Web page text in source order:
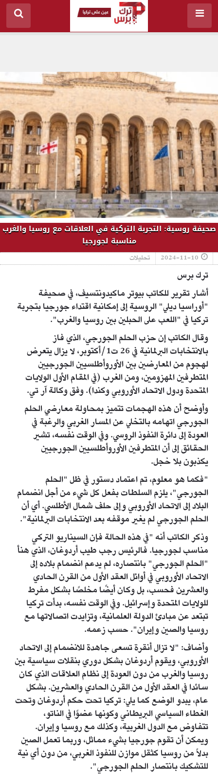
صحيفة روسية: التجربة التركية في العلاقات مع روسيا والغرب
مناسبة لجورجيا
2024-11-10 تحليلات
ترك برس
أشار تقرير للكاتب بيوتر ماكيدونتسيف، في صحيفة
"أوراسيا ديلي" الروسية إلى إمكانية اقتداء جورجيا بتجربة
تركيا في "اللعب على الحبلين بين روسيا والغرب".
وقال الكاتب إن حزب الحلم الجورجي، الذي فاز
بالانتخابات البرلمانية في 26 ت1/أكتوبر، لا يزال يتعرض
لهجوم من المعارضين بين الأوروأطلسيين الجورجيين
المتطرفين المهزومين، ومن الغرب (في المقام الأول الولايات
المتحدة ودول الاتحاد الأوروبي وكندا). وفق وكالة آر تي.
وأوضح أن هذه الهجمات تتميز بمحاولة معارضي الحلم
الجورجي اتهامه بالتخلي عن المسار الغربي والرغبة في
العودة إلى دائرة النفوذ الروسي. وفي الوقت نفسه، تشير
الحقائق إلى أن المتطرفين الأوروأطلسيين الجورجيين
يكذبون بلا خجل.
"فكما هو معلوم، تم اعتماد دستور في ظل "الحلم
الجورجي"، يلزم السلطات بفعل كل شيء من أجل انضمام
البلاد إلى الاتحاد الأوروبي وإلى حلف شمال الأطلسي. أي أن
الحلم الجورجي لم يغير موقفه بعد الانتخابات البرلمانية".
وذكر الكاتب أنه "في هذه الحالة فإن السيناريو التركي
مناسب لجورجيا. فالرئيس رجب طيب أردوغان، الذي هنأ
"الحلم الجورجي" بانتصاره، لم يدعم انضمام بلاده إلى
الاتحاد الأوروبي في أوائل العقد الأول من القرن الحادي
والعشرين فحسب، بل وكان أيضًا مخلصًا بشكل مفرط
للولايات المتحدة وإسرائيل. وفي الوقت نفسه، بدأت تركيا
تبتعد عن مبادئ الدولة العلمانية، وتزايدت اتصالاتها مع
روسيا والصين وإيران". حسب زعمه.
وأضاف: "لا تزال أنقرة تسعى جاهدة للانضمام إلى الاتحاد
الأوروبي، ويقوم أردوغان بشكل دوري بنقلات سياسية بين
روسيا والغرب من دون العودة إلى نظام العلاقات الذي كان
سائدا في العقد الأول من القرن الحادي والعشرين. بشكل
عام، يبدو الوضع كما يلي: تركيا تحت حكم أردوغان وتحت
الغطاء السياسي البريطاني وكونها عضوًا في الناتو،
تتفاوض مع الدول الغربية، وكذلك مع روسيا وإيران.
ويمكن أن تقوم جورجيا بشيء مماثل، وربما تعمل الصين
بدلاً من روسيا كثقل موازن للنفوذ الغربي، من دون أي نية
للتشكيك بانتصار الحلم الجورجي".